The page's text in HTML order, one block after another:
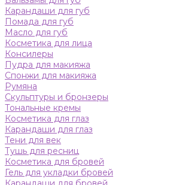
Карандаши для губ
Помада для губ
Масло для губ
Косметика для лица
Консилеры
Пудра для макияжа
Спонжи для макияжа
Румяна
Скульптуры и бронзеры
Тональные кремы
Косметика для глаз
Карандаши для глаз
Тени для век
Тушь для ресниц
Косметика для бровей
Гель для укладки бровей